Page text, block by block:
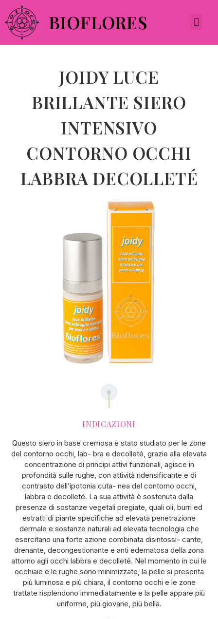
BIOFLORES
JOIDY LUCE
BRILLANTE SIERO
INTENSIVO
CONTORNO OCCHI
LABBRA DECOLLETÉ
INDICAZIONI
Questo siero in base cremosa è stato studiato per le zone
del contorno occhi, lab- bra e decolleté, grazie alla elevata
concentrazione di principi attivi funzionali, agisce in
profondità sulle rughe, con attività ridensificante e di
contrasto dell’ipotonia cuta- nea del contorno occhi,
labbra e decolleté. La sua attività è sostenuta dalla
presenza di sostanze vegetali pregiate, quali oli, burri ed
estratti di piante specifiche ad elevata penetrazione
dermale e sostanze naturali ad elevata tecnologia che
esercitano una forte azione combinata disintossi- cante,
drenante, decongestionante e anti edematosa della zona
attorno agli occhi labbra e decolleté. Nel momento in cui le
occhiaie e le rughe sono minimizzate, la pelle si presenta
più luminosa e più chiara, il contorno occhi e le zone
trattate risplendono immediatamente e la pelle appare più
uniforme, più giovane, più bella.